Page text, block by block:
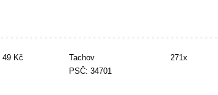
49 Kč
Tachov
PSČ: 34701
271x